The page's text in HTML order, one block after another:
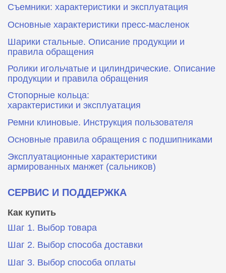
Съемники: характеристики и эксплуатация
Основные характеристики пресс‑масленок
Шарики стальные. Описание продукции и
правила обращения
Ролики игольчатые и цилиндрические. Описание
продукции и правила обращения
Стопорные кольца:
характеристики и эксплуатация
Ремни клиновые. Инструкция пользователя
Основные правила обращения с подшипниками
Эксплуатационные характеристики
армированных манжет (сальников)
СЕРВИС И ПОДДЕРЖКА
Как купить
Шаг 1. Выбор товара
Шаг 2. Выбор способа доставки
Шаг 3. Выбор способа оплаты